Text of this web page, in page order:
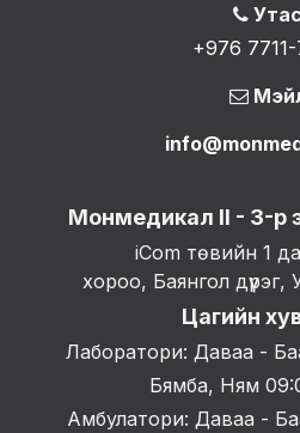
Утас
+976
Монмедикал II - 3-р
iCom төвийн 1
хороо, Баянгол
Цагийн
Лаборатори: Даваа -
Бямба, Ням
Амбулатори: Даваа -